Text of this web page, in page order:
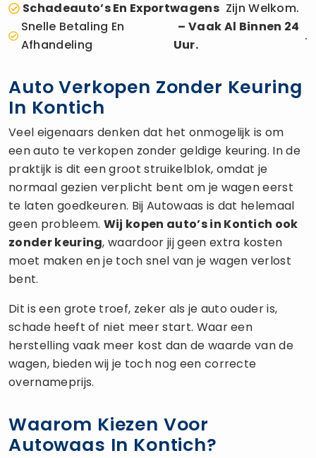
Schadeauto’s En ExportwagensZijn Welkom.
Snelle Betaling En
Afhandeling
– Vaak Al Binnen 24
Uur.
.
Auto Verkopen Zonder Keuring
In Kontich
Veel eigenaars denken dat het onmogelijk is om
een auto te verkopen zonder geldige keuring. In de
praktijk is dit een groot struikelblok, omdat je
normaal gezien verplicht bent om je wagen eerst
te laten goedkeuren. Bij Autowaas is dat helemaal
geen probleem. Wij kopen auto’s in Kontich ook
zonder keuring, waardoor jij geen extra kosten
moet maken en je toch snel van je wagen verlost
bent.
Dit is een grote troef, zeker als je auto ouder is,
schade heeft of niet meer start. Waar een
herstelling vaak meer kost dan de waarde van de
wagen, bieden wij je toch nog een correcte
overnameprijs.
Waarom Kiezen Voor
Autowaas In Kontich?